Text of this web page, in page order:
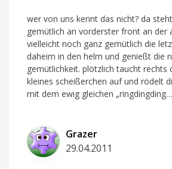
wer von uns kennt das nicht? da
gemütlich an vorderster front an der
vielleicht noch ganz gemütlich die
daheim in den helm und genießt die
gemütlichkeit. plötzlich taucht rechts
kleines scheißerchen auf und rödelt
mit dem ewig gleichen
Grazer
29.04.2011